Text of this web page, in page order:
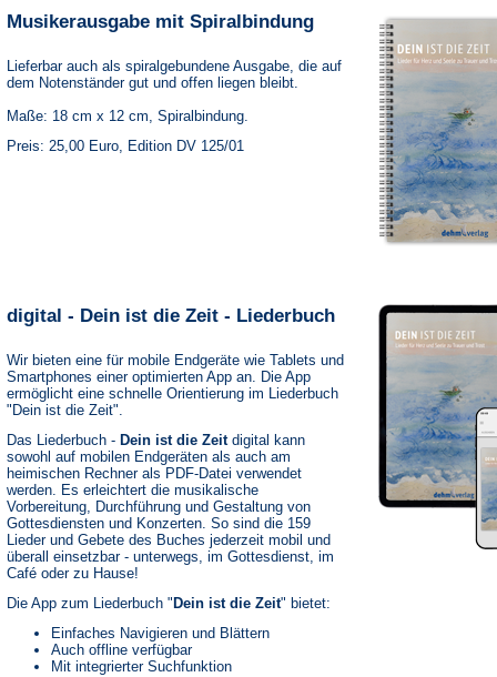
Musikerausgabe mit Spiralbindung
Lieferbar auch als spiralgebundene Ausgabe, die auf
dem Notenständer gut und offen liegen bleibt.
Maße: 18 cm x 12 cm, Spiralbindung.
Preis: 25,00 Euro, Edition DV 125/01
digital - Dein ist die Zeit - Liederbuch
Wir bieten eine für mobile Endgeräte wie Tablets und
Smartphones einer optimierten App an. Die App
ermöglicht eine schnelle Orientierung im Liederbuch
"Dein ist die Zeit".
Das Liederbuch - Dein ist die Zeitdigital kann
sowohl auf mobilen Endgeräten als auch am
heimischen Rechner als PDF-Datei verwendet
werden. Es erleichtert die musikalische
Vorbereitung, Durchführung und Gestaltung von
Gottesdiensten und Konzerten. So sind die 159
Lieder und Gebete des Buches jederzeit mobil und
überall einsetzbar - unterwegs, im Gottesdienst, im
Café oder zu Hause!
Die App zum Liederbuch " Dein ist die Zeit" bietet:
Einfaches Navigieren und Blättern
Auch offline verfügbar
Mit integrierter Suchfunktion